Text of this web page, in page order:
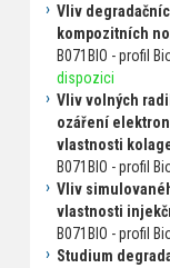
Vliv
kompozitních
B071BIO - profil
dispozici
Vliv volných
ozáření
vlastnosti
B071BIO - profil
Vliv
vlastnosti
B071BIO - profil
Studium